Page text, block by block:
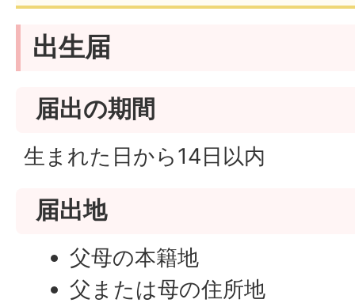
出生届
届出の期間
生まれた日から14日以内
届出地
父母の本籍地
父または母の住所地